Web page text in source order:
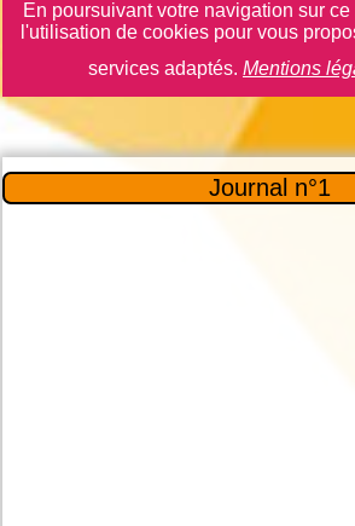
En poursuivant votre navigation sur
l'utilisation de cookies pour vous
services adaptés. Mentions
Journal n°1